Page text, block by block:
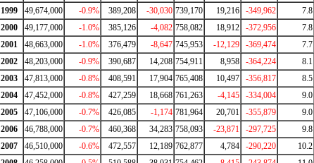
1999
49,674,000 -0.9% 389,208 -30,030 739,170 19,216 -349,962 7.8
2000
49,177,000 -1.0% 385,126 -4,082 758,082 18,912 -372,956 7.8
2001
48,663,000 -1.0% 376,479 -8,647 745,953 -12,129 -369,474 7.7
2002
48,203,000 -0.9% 390,687 14,208 754,911 8,958 -364,224 8.1
2003
47,813,000 -0.8% 408,591 17,904 765,408 10,497 -356,817 8.5
2004
47,452,000 -0.8% 427,259 18,668 761,263 -4,145 -334,004 9.0
2005
47,106,000 -0.7% 426,085 -1,174 781,964 20,701 -355,879 9.0
2006
46,788,000 -0.7% 460,368 34,283 758,093 -23,871 -297,725 9.8
2007
46,510,000 -0.6% 472,557 12,189 762,877 4,784 -290,220 10.2